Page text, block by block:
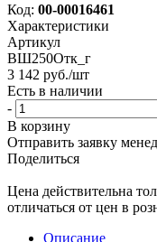
Код: 00-00016461
Характеристики
Артикул
ВШ250Отк_г
3 142 руб./шт
Есть в наличии
-
В корзину
Отправить заявку
Поделиться
Цена действительна
отличаться от цен в
Описание